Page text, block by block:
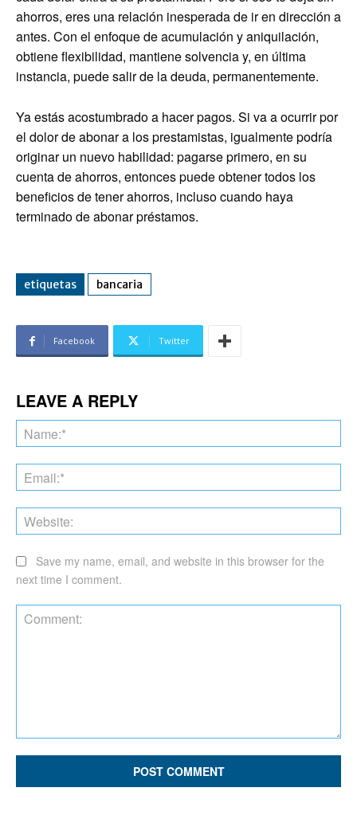
ahorros, eres una relación inesperada de ir en dirección a
antes. Con el enfoque de acumulación y aniquilación,
obtiene flexibilidad, mantiene solvencia y, en última
instancia, puede salir de la deuda, permanentemente.
Ya estás acostumbrado a hacer pagos. Si va a ocurrir por
el dolor de abonar a los prestamistas, igualmente podría
originar un nuevo habilidad: pagarse primero, en su
cuenta de ahorros, entonces puede obtener todos los
beneficios de tener ahorros, incluso cuando haya
terminado de abonar préstamos.
etiquetas bancaria
Facebook Twitter
LEAVE A REPLY
Save my name, email, and website in this browser for the
next time I comment.